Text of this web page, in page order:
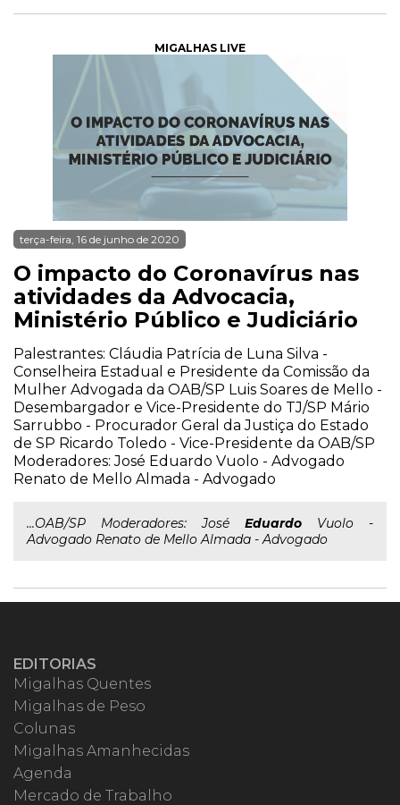
MIGALHAS LIVE
terça-feira, 16 de junho de 2020
O impacto do Coronavírus nas
atividades da Advocacia,
Ministério Público e Judiciário
Palestrantes: Cláudia Patrícia de Luna Silva -
Conselheira Estadual e Presidente da Comissão da
Mulher Advogada da OAB/SP Luis Soares de Mello -
Desembargador e Vice-Presidente do TJ/SP Mário
Sarrubbo - Procurador Geral da Justiça do Estado
de SP Ricardo Toledo - Vice-Presidente da OAB/SP
Moderadores: José Eduardo Vuolo - Advogado
Renato de Mello Almada - Advogado
...OAB/SP Moderadores: José Eduardo Vuolo -
Advogado Renato de Mello Almada - Advogado
EDITORIAS
Migalhas Quentes
Migalhas de Peso
Colunas
Migalhas Amanhecidas
Agenda
Mercado de Trabalho